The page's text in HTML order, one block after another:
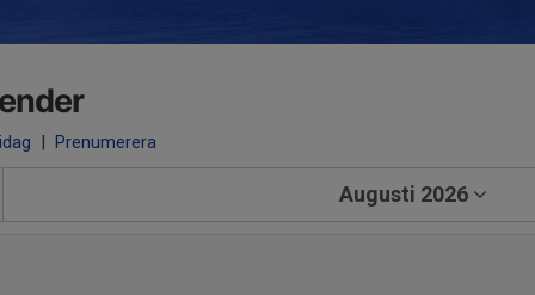
| Prenumerera
Augusti 2026